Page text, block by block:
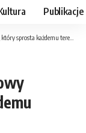
ResizerPublikacje
sprosta każdemu terenowi